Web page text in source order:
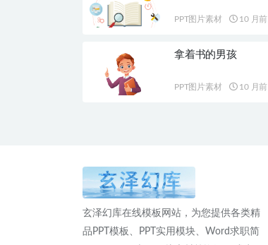
PPT图片素材 10 月前
拿着书的男孩
PPT图片素材 10 月前
玄泽幻库在线模板网站，为您提供各类精
品PPT模板、PPT实用模块、Word求职简